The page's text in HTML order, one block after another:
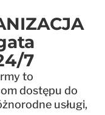
7
to
dostępu do
usługi,